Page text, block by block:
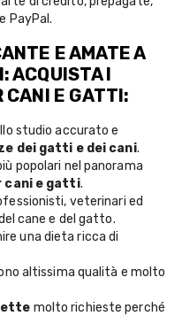
PayPal.
E AMATE A
ACQUISTA I
CANI E GATTI:
studio accurato e
dei gatti e dei cani.
popolari nel panorama
cani e gatti.
veterinari ed
cane e del gatto.
una dieta ricca di
altissima qualità e molto
molto richieste perché